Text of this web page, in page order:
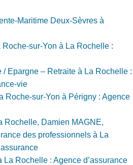
Maritime Deux-Sèvres à
Roche-sur-Yon à La Rochelle :
/ Epargne – Retraite à La Rochelle :
vie
Roche-sur-Yon à Périgny : Agence
Rochelle, Damien MAGNE,
des professionnels à La
La Rochelle : Agence d’assurance